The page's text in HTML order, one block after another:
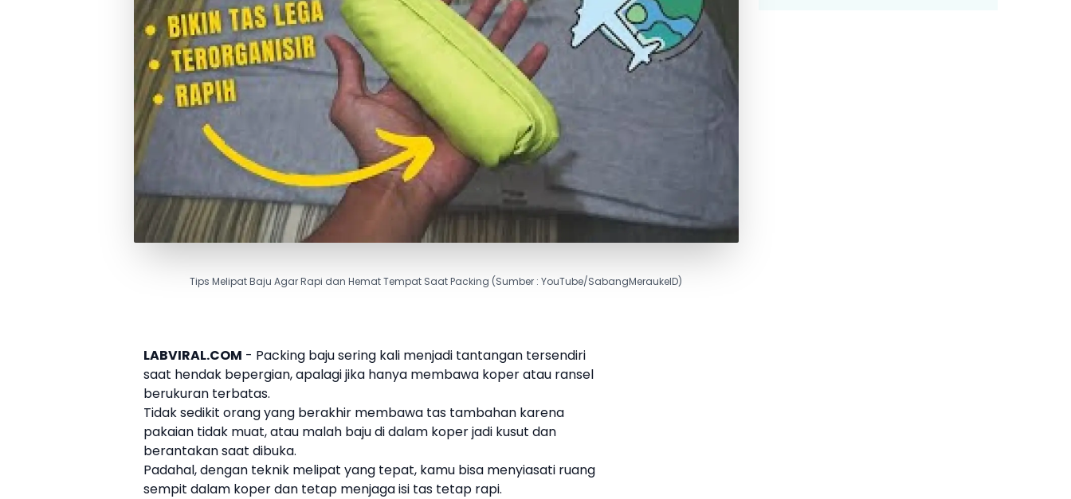
Tips Melipat Baju Agar Rapi dan Hemat Tempat Saat Packing (Sumber : YouTube/SabangMeraukeID)
LABVIRAL.COM - Packing baju sering kali menjadi tantangan tersendiri
saat hendak bepergian, apalagi jika hanya membawa koper atau ransel
berukuran terbatas.
Tidak sedikit orang yang berakhir membawa tas tambahan karena
pakaian tidak muat, atau malah baju di dalam koper jadi kusut dan
berantakan saat dibuka.
Padahal, dengan teknik melipat yang tepat, kamu bisa menyiasati ruang
sempit dalam koper dan tetap menjaga isi tas tetap rapi.